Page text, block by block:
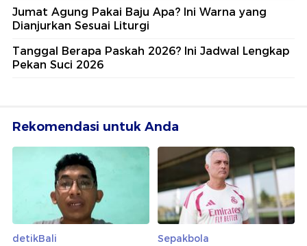
Jumat Agung Pakai Baju Apa? Ini Warna yang
Dianjurkan Sesuai Liturgi
Tanggal Berapa Paskah 2026? Ini Jadwal Lengkap
Pekan Suci 2026
Rekomendasi untuk Anda
detikBali
Sepakbola